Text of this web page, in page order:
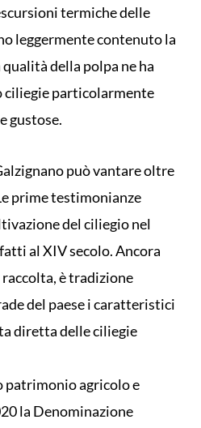
termiche delle
leggermente contenuto la
della polpa ne ha
ciliegie particolarmente
gustose.
può vantare oltre
prime testimonianze
del ciliegio nel
al XIV secolo. Ancora
è tradizione
del paese i caratteristici
diretta delle ciliegie
patrimonio agricolo e
la Denominazione